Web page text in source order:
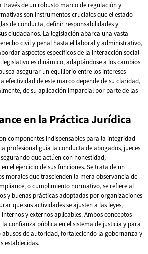
través de un robusto marco de regulación y
son instrumentos cruciales que el estado
de conducta, definir responsabilidades y
ciudadanos. La legislación abarca una vasta
civil y penal hasta el laboral y administrativo,
aspectos específicos de la interacción social
legislativo es dinámico, adaptándose a los cambios
asegurar un equilibrio entre los intereses
efectividad de este marco depende de su claridad,
de su aplicación imparcial por parte de las
en la Práctica Jurídica
componentes indispensables para la integridad
profesional guía la conducta de abogados, jueces
que actúen con honestidad,
el ejercicio de sus funciones. Se trata de un
morales que trascienden la mera observancia de
o cumplimiento normativo, se refiere al
y buenas prácticas adoptadas por organizaciones
que sus actividades se ajusten a las leyes,
y externos aplicables. Ambos conceptos
confianza pública en el sistema de justicia y para
de autoridad, fortaleciendo la gobernanza y
establecidas.